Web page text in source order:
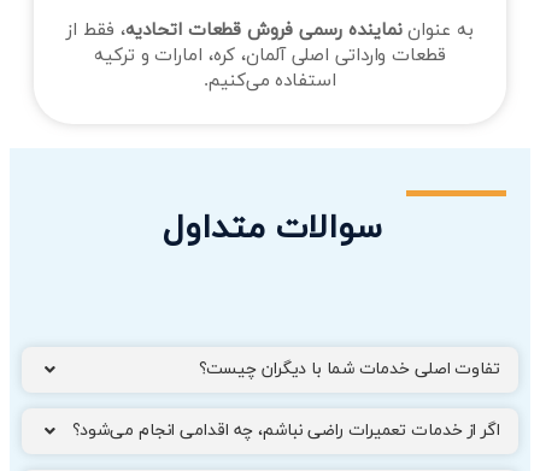
به عنواننماینده رسمی فروش قطعات اتحادیه، فقط از
قطعات وارداتی اصلی آلمان، کره، امارات و ترکیه
استفاده می‌کنیم.
سوالات متداول
تفاوت اصلی خدمات شما با دیگران چیست؟
اگر از خدمات تعمیرات راضی نباشم، چه اقدامی انجام می‌شود؟